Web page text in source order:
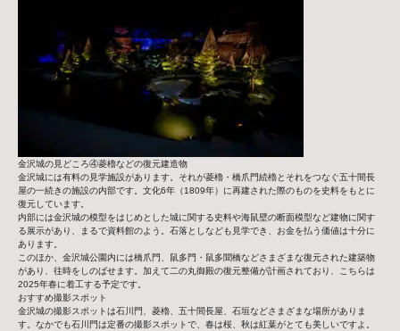
金沢城の見どころ④菱櫓などの復元建造物
金沢城には有料の見学施設があります。それが菱櫓・橋爪門続櫓とそれをつなぐ五十間長
屋の一続きの施設の内部です。文化6年（1809年）に再建された際のものを史料をもとに
復元しています。
内部には金沢城の模型をはじめとした城に関する史料や海鼠壁の断面模型など建物に関す
る展示があり、まるで資料館のよう。石落としなども見学でき、お金を払う価値は十分に
あります。
このほか、金沢城公園内には橋爪門、鼠多門・鼠多聞橋などさまざまな復元された建築物
があり、往時をしのばせます。加えて二の丸御殿の復元整備が計画されており、こちらは
2025年春に着工する予定です。
おすすめ撮影スポット
金沢城の撮影スポットは石川門、菱櫓、五十間長屋、石垣などさまざまな場所がありま
す。なかでも石川門は定番の撮影スポットで、春は桜、秋は紅葉がとても美しいですよ。